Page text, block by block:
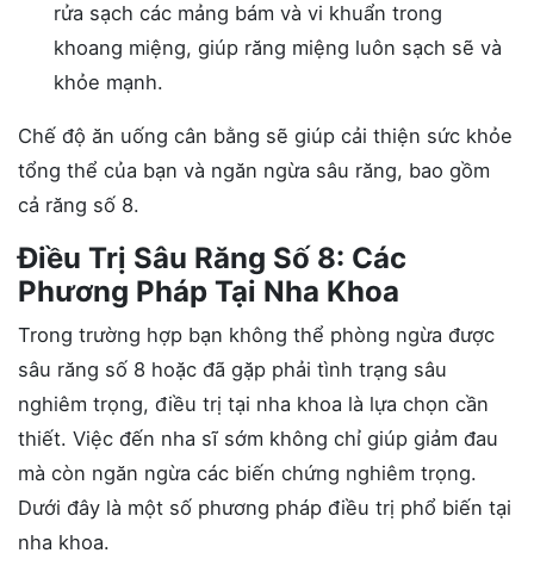
rửa sạch các mảng bám và vi khuẩn trong
khoang miệng, giúp răng miệng luôn sạch sẽ và
khỏe mạnh.
Chế độ ăn uống cân bằng sẽ giúp cải thiện sức khỏe
tổng thể của bạn và ngăn ngừa sâu răng, bao gồm
cả răng số 8.
Điều Trị Sâu Răng Số 8: Các
Phương Pháp Tại Nha Khoa
Trong trường hợp bạn không thể phòng ngừa được
sâu răng số 8 hoặc đã gặp phải tình trạng sâu
nghiêm trọng, điều trị tại nha khoa là lựa chọn cần
thiết. Việc đến nha sĩ sớm không chỉ giúp giảm đau
mà còn ngăn ngừa các biến chứng nghiêm trọng.
Dưới đây là một số phương pháp điều trị phổ biến tại
nha khoa.